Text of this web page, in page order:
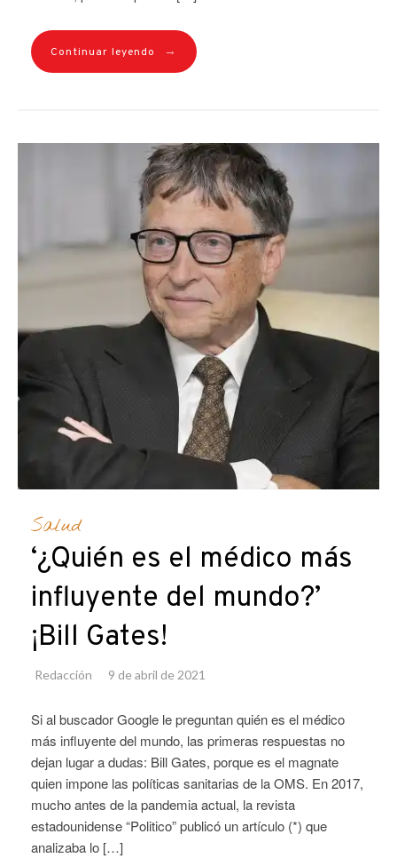
Continuar leyendo →
Salud
‘¿Quién es el médico más
influyente del mundo?’
¡Bill Gates!
Redacción 9 de abril de 2021
Si al buscador Google le preguntan quién es el médico
más influyente del mundo, las primeras respuestas no
dejan lugar a dudas: Bill Gates, porque es el magnate
quien impone las políticas sanitarias de la OMS. En 2017,
mucho antes de la pandemia actual, la revista
estadounidense “Politico” publicó un artículo (*) que
analizaba lo […]